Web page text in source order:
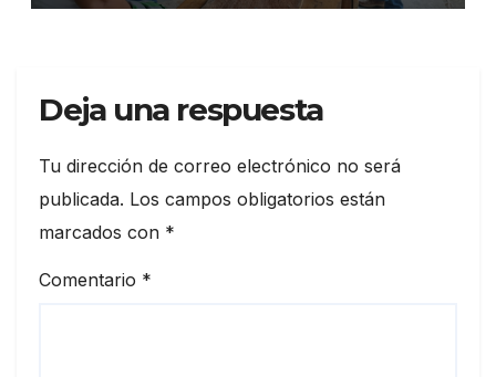
Deja una respuesta
Tu dirección de correo electrónico no será
publicada. Los campos obligatorios están
marcados con *
Comentario *